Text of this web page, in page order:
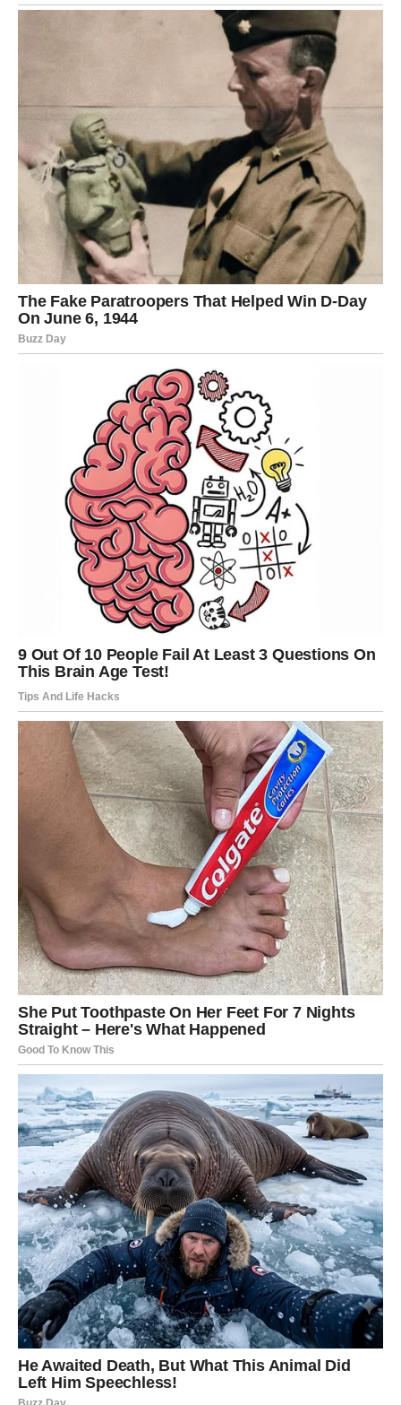
napredak.
VAGA – PARTNERSTVO POD
LUPOM
Vage su suočene sa pitanjem ravnoteže. Da li dajete više
nego što dobijate?
Od 3. do 8. marta moguća je važna odluka – ostati ili
krenuti dalje. Ako postoji iskrena emocija, odnos prelazi
na viši nivo.
Ovo je period kada birate sebe bez osećaja krivice.
ŠKORPIJA – TRANSFORMACIJA
KOJA MENJA SVE
Škorpije prolaze kroz snažan unutrašnji preokret. Tajna
može izaći na videlo, ili dolazi do priznanja koje menja
dinamiku odnosa.
Ovo je period dubokog suočavanja, ali i oslobađanja.
Iz svega izlazite jači, sigurniji i jasniji u svojim željama.
STRELAC – PROMENE
PLANOVA, ALI U VAŠU KORIST
Strelčevi mogu doživeti iznenadnu promenu planova.
Ono što ste smatrali sigurnim sada se preispituje.
U ljubavi dolazi do iskrenog razgovora koji donosi
rasterećenje.
Ovo je period kada shvatate da prava sloboda dolazi tek
kada ste iskreni prema sebi.
JARAC – OZBILJNI KORACI KA
STABILNOSTI
Jarčevi donose važne odluke. Poslovno, moguće je
rešavanje finansijskog pitanja ili sklapanje dugoročnog
dogovora.
U ljubavi dolazi do razgovora o zajedničkoj budućnosti.
Ono što se sada učvrsti, ima potencijal da traje dugo.